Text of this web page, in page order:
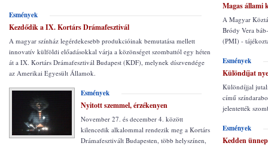
Esmények
Kezdődik a IX. Kortárs Drámafesztivál
A magyar színház legérdekesebb produkcióinak bemutatása mellett
innovatív külföldi előadásokkal várja a közönséget szombattól egy héten
át a IX. Kortárs Drámafesztivál Budapest (KDF), melynek díszvendége
az Amerikai Egyesült Államok.
Esmények
Nyitott szemmel, érzékenyen
November 27. és december 4. között
kilencedik alkalommal rendezik meg a Kortárs
Drámafesztivált Budapesten, több helyszínen,
Magas állami
A Magyar
Bródy Vera
(PMI) -
Esmények
Különdíjat
Különdíjjal
című
jelentették
Esmények
Kedden